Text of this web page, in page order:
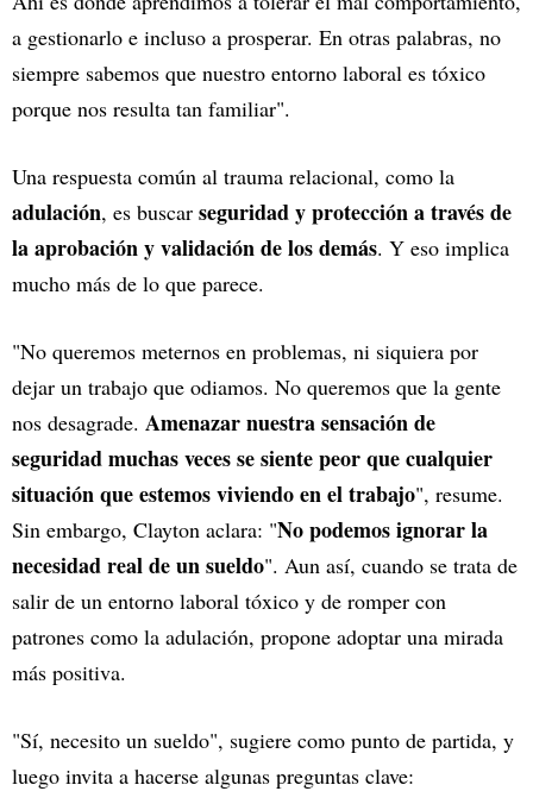
a gestionarlo e incluso a prosperar. En otras palabras, no
siempre sabemos que nuestro entorno laboral es tóxico
porque nos resulta tan familiar".
Una respuesta común al trauma relacional, como la
adulación, es buscar seguridad y protección a través de
la aprobación y validación de los demás. Y eso implica
mucho más de lo que parece.
"No queremos meternos en problemas, ni siquiera por
dejar un trabajo que odiamos. No queremos que la gente
nos desagrade. Amenazar nuestra sensación de
seguridad muchas veces se siente peor que cualquier
situación que estemos viviendo en el trabajo", resume.
Sin embargo, Clayton aclara: "No podemos ignorar la
necesidad real de un sueldo". Aun así, cuando se trata de
salir de un entorno laboral tóxico y de romper con
patrones como la adulación, propone adoptar una mirada
más positiva.
"Sí, necesito un sueldo", sugiere como punto de partida, y
luego invita a hacerse algunas preguntas clave: